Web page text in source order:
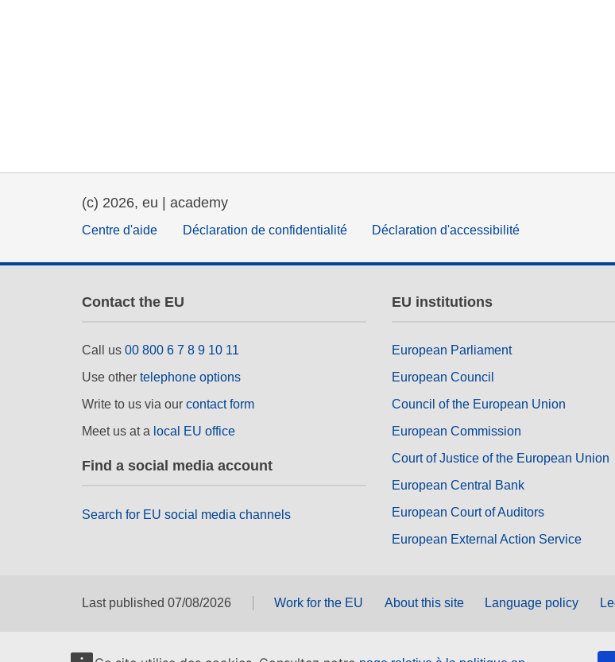
(c) 2026, eu | academy
Centre d'aide Déclaration de confidentialité Déclaration d'accessibilité
Contact the EU
Call us 00 800 6 7 8 9 10 11
Use other telephone options
Write to us via our contact form
Meet us at a local EU office
Find a social media account
Search for EU social media channels
EU institutions
European Parliament
European Council
Council of the European Union
European Commission
Court of Justice of the European Union
European Central Bank
European Court of Auditors
European External Action Service
Last published 07/08/2026 Work for the EU About this site Language policy